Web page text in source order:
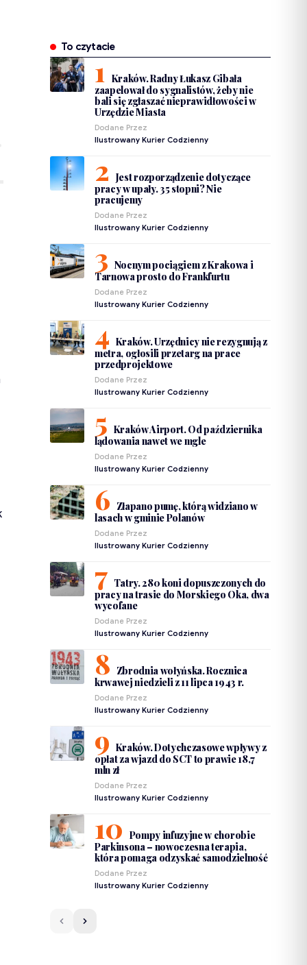
To czytacie
Kraków. Radny Łukasz Gibała
zaapelował do sygnalistów, żeby nie
bali się zgłaszać nieprawidłowości w
Urzędzie Miasta
Dodane Przez
Ilustrowany Kurier Codzienny
Jest rozporządzenie dotyczące
pracy w upały. 35 stopni? Nie
pracujemy
Dodane Przez
Ilustrowany Kurier Codzienny
Nocnym pociągiem z Krakowa i
Tarnowa prosto do Frankfurtu
Dodane Przez
Ilustrowany Kurier Codzienny
Kraków. Urzędnicy nie rezygnują z
metra, ogłosili przetarg na prace
przedprojektowe
Dodane Przez
Ilustrowany Kurier Codzienny
Kraków Airport. Od października
lądowania nawet we mgle
Dodane Przez
Ilustrowany Kurier Codzienny
Złapano pumę, którą widziano w
lasach w gminie Polanów
Dodane Przez
Ilustrowany Kurier Codzienny
Tatry. 280 koni dopuszczonych do
pracy na trasie do Morskiego Oka, dwa
wycofane
Dodane Przez
Ilustrowany Kurier Codzienny
Zbrodnia wołyńska. Rocznica
krwawej niedzieli z 11 lipca 1943 r.
Dodane Przez
Ilustrowany Kurier Codzienny
Kraków. Dotychczasowe wpływy z
opłat za wjazd do SCT to prawie 18,7
mln zł
Dodane Przez
Ilustrowany Kurier Codzienny
Pompy infuzyjne w chorobie
Parkinsona – nowoczesna terapia,
która pomaga odzyskać samodzielność
Dodane Przez
Ilustrowany Kurier Codzienny